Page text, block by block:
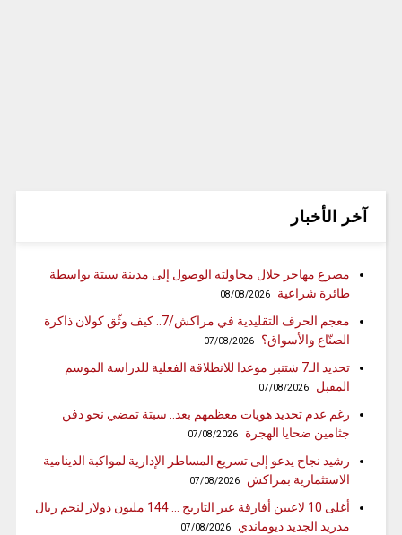
آخر الأخبار
مصرع مهاجر خلال محاولته الوصول إلى مدينة سبتة بواسطة
طائرة شراعية
08/08/2026
معجم الحرف التقليدية في مراكش/7.. كيف وثّق كولان ذاكرة
الصنّاع والأسواق؟
07/08/2026
تحديد الـ7 شتنبر موعدا للانطلاقة الفعلية للدراسة الموسم
المقبل
07/08/2026
رغم عدم تحديد هويات معظمهم بعد.. سبتة تمضي نحو دفن
جثامين ضحايا الهجرة
07/08/2026
رشيد نجاح يدعو إلى تسريع المساطر الإدارية لمواكبة الدينامية
الاستثمارية بمراكش
07/08/2026
أغلى 10 لاعبين أفارقة عبر التاريخ … 144 مليون دولار لنجم ريال
مدريد الجديد ديوماندي
07/08/2026